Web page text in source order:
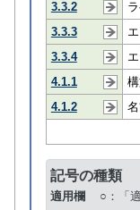
3.3.2
3.3.3
3.3.4
4.1.1
4.1.2
記号の種類
適用欄 ○：「